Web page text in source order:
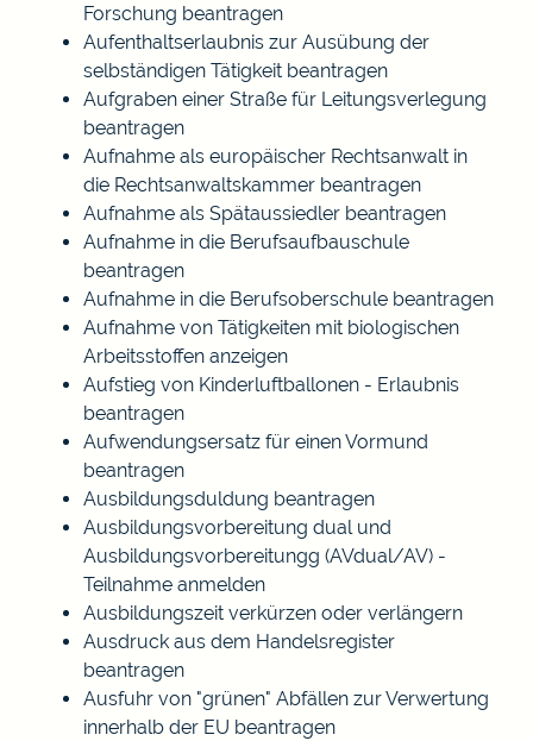
Forschung beantragen
Aufenthaltserlaubnis zur Ausübung der
selbständigen Tätigkeit beantragen
Aufgraben einer Straße für Leitungsverlegung
beantragen
Aufnahme als europäischer Rechtsanwalt in
die Rechtsanwaltskammer beantragen
Aufnahme als Spätaussiedler beantragen
Aufnahme in die Berufsaufbauschule
beantragen
Aufnahme in die Berufsoberschule beantragen
Aufnahme von Tätigkeiten mit biologischen
Arbeitsstoffen anzeigen
Aufstieg von Kinderluftballonen - Erlaubnis
beantragen
Aufwendungsersatz für einen Vormund
beantragen
Ausbildungsduldung beantragen
Ausbildungsvorbereitung dual und
Ausbildungsvorbereitungg (AVdual/AV) -
Teilnahme anmelden
Ausbildungszeit verkürzen oder verlängern
Ausdruck aus dem Handelsregister
beantragen
Ausfuhr von "grünen" Abfällen zur Verwertung
innerhalb der EU beantragen